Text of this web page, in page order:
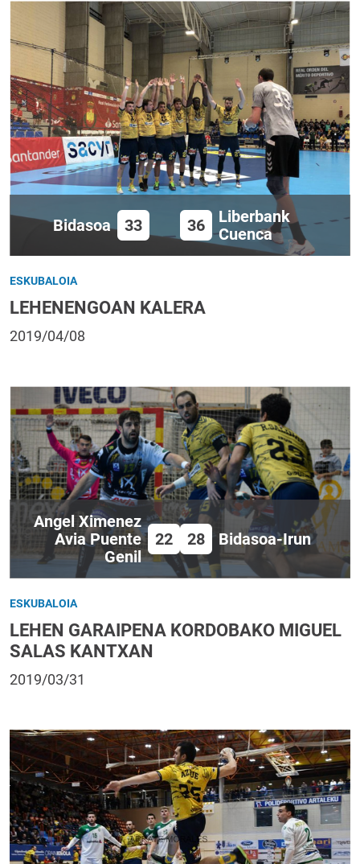
Bidasoa 33 36
Liberbank
Cuenca
ESKUBALOIA
LEHENENGOAN KALERA
2019/04/08
Angel Ximenez
Avia Puente
Genil
22 28 Bidasoa-Irun
ESKUBALOIA
LEHEN GARAIPENA KORDOBAKO MIGUEL
SALAS KANTXAN
2019/03/31